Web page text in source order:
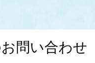
問い合わせ